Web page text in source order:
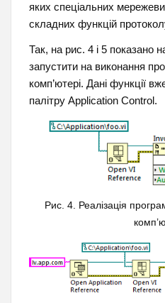
яких спеціальних
складних функцій
Так, на рис. 4 і 5 показано
запустити на виконання
комп’ютері. Дані функції
палітру Application Control.
Рис. 4. Реалізація